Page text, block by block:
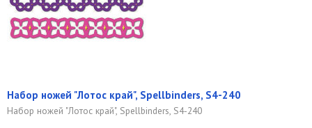
Набор ножей "Лотос край", Spellbinders, S4-240
Набор ножей "Лотос край", Spellbinders, S4-240